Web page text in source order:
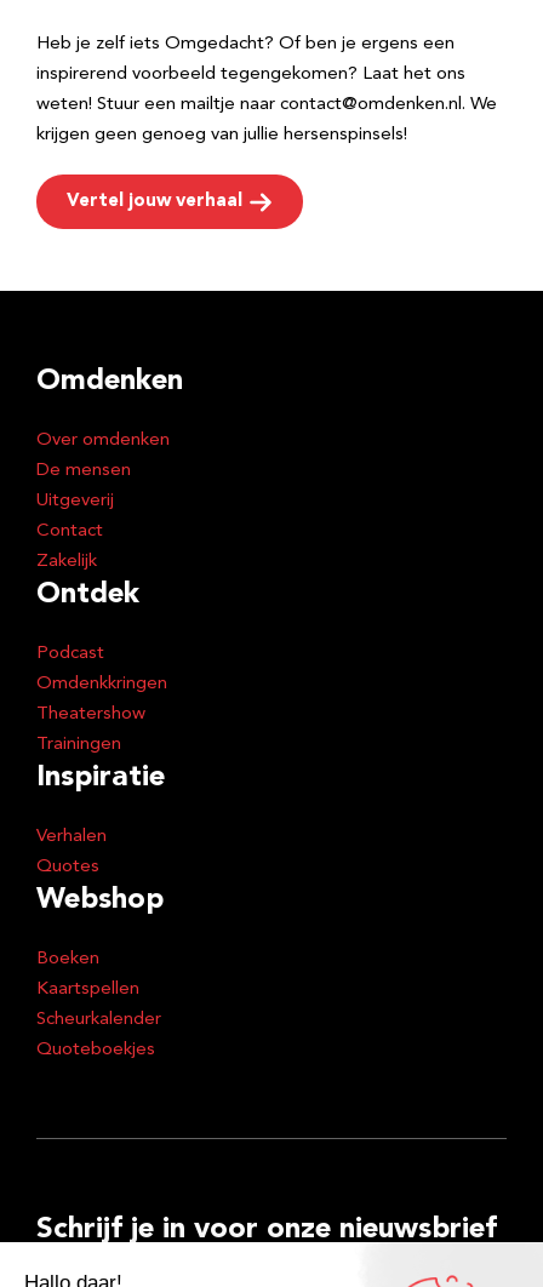
Heb je zelf iets Omgedacht? Of ben je ergens een
inspirerend voorbeeld tegengekomen? Laat het ons
weten! Stuur een mailtje naar contact@omdenken.nl. We
krijgen geen genoeg van jullie hersenspinsels!
Vertel jouw verhaal
Omdenken
Over omdenken
De mensen
Uitgeverij
Contact
Zakelijk
Ontdek
Podcast
Omdenkkringen
Theatershow
Trainingen
Inspiratie
Verhalen
Quotes
Webshop
Boeken
Kaartspellen
Scheurkalender
Quoteboekjes
Schrijf je in voor onze nieuwsbrief